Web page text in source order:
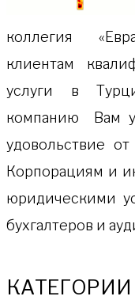
коллeгия
клиентам
услуги в
компанию Вам
удовольствие
Корпорациям и
юридическими
бухгалтеров и
КАТЕГОРИИ